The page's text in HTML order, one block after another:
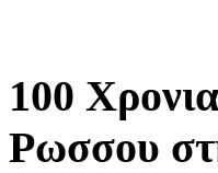
100
Ρωσσου